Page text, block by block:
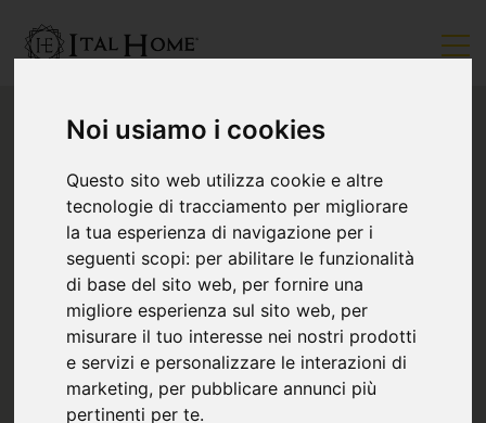
Noi usiamo i cookies
Questo sito web utilizza cookie e altre
tecnologie di tracciamento per migliorare
la tua esperienza di navigazione per i
seguenti scopi: per abilitare le funzionalità
di base del sito web, per fornire una
migliore esperienza sul sito web, per
misurare il tuo interesse nei nostri prodotti
e servizi e personalizzare le interazioni di
marketing, per pubblicare annunci più
pertinenti per te.